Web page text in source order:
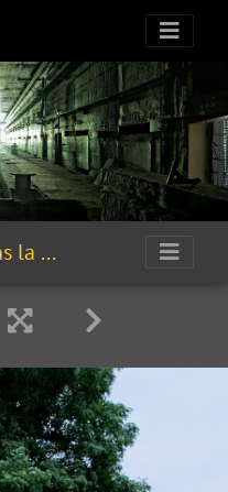
Les Pieds dans la PousSière